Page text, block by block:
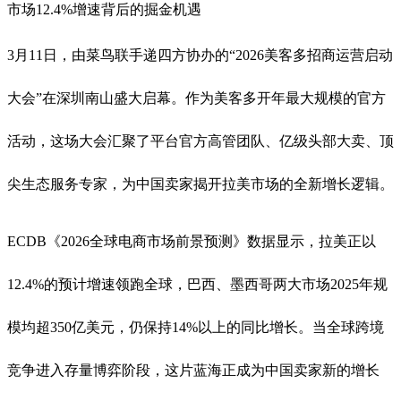
市场12.4%增速背后的掘金机遇
3月11日，由菜鸟联手递四方协办的“2026美客多招商运营启动
大会”在深圳南山盛大启幕。作为美客多开年最大规模的官方
活动，这场大会汇聚了平台官方高管团队、亿级头部大卖、顶
尖生态服务专家，为中国卖家揭开拉美市场的全新增长逻辑。
ECDB《2026全球电商市场前景预测》数据显示，拉美正以
12.4%的预计增速领跑全球，巴西、墨西哥两大市场2025年规
模均超350亿美元，仍保持14%以上的同比增长。当全球跨境
竞争进入存量博弈阶段，这片蓝海正成为中国卖家新的增长